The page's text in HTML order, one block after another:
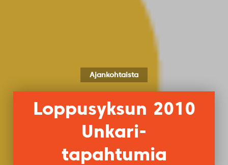
Ajankohtaista
Loppusyksun 2010
Unkari-
tapahtumia